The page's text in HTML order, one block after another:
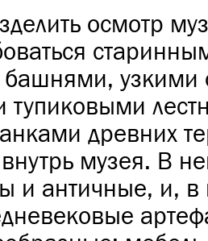
осмотр
башнями, узкими
тупиковыми
древних
музея. В
и античные, и,